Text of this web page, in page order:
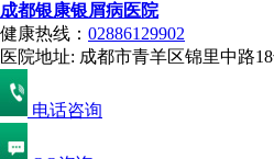
成都银康银屑病医院
健康热线： 02886129902
医院地址: 成都市青羊区锦里中路
电话咨询